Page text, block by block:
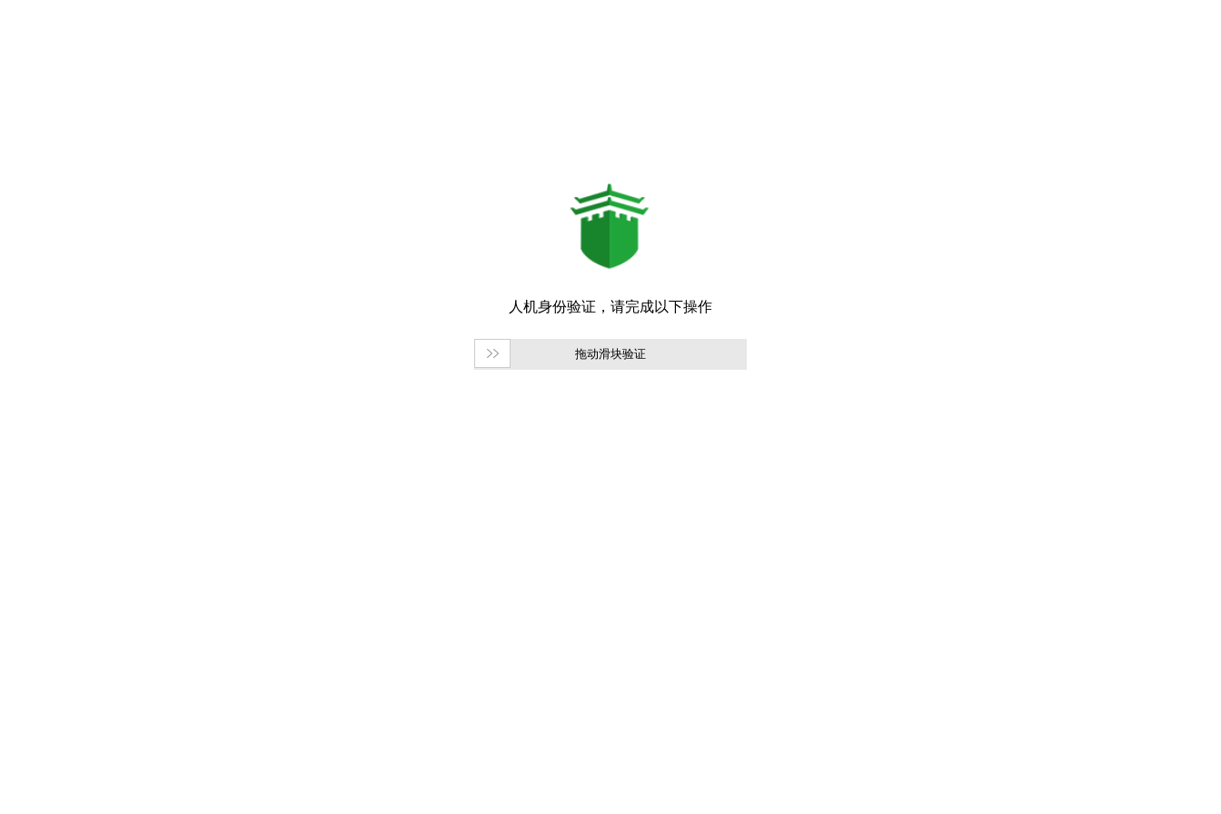
拖动滑块验证